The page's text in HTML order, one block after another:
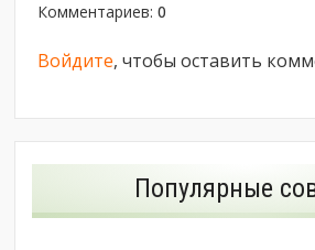
Комментариев:0
Войдите, чтобы оставить
Популярные